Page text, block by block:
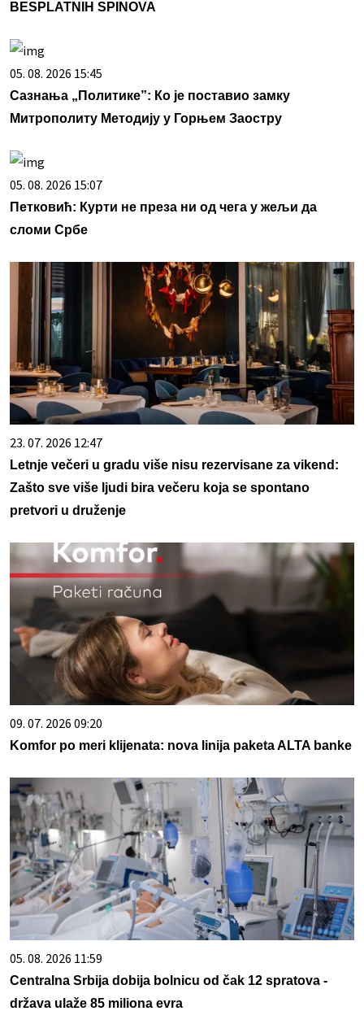
BESPLATNIH SPINOVA
05. 08. 2026 15:45
Сазнања „Политике”: Ко је поставио замку
Митрополиту Методију у Горњем Заостру
05. 08. 2026 15:07
Петковић: Курти не преза ни од чега у жељи да
сломи Србе
23. 07. 2026 12:47
Letnje večeri u gradu više nisu rezervisane za vikend:
Zašto sve više ljudi bira večeru koja se spontano
pretvori u druženje
09. 07. 2026 09:20
Komfor po meri klijenata: nova linija paketa ALTA banke
05. 08. 2026 11:59
Centralna Srbija dobija bolnicu od čak 12 spratova -
država ulaže 85 miliona evra